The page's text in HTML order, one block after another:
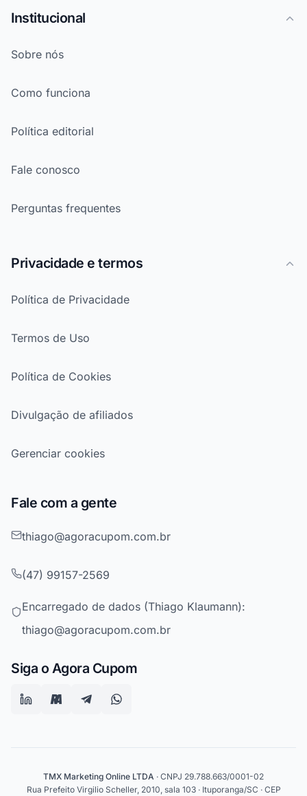
Institucional
Sobre nós
Como funciona
Política editorial
Fale conosco
Perguntas frequentes
Privacidade e termos
Política de Privacidade
Termos de Uso
Política de Cookies
Divulgação de afiliados
Gerenciar cookies
Fale com a gente
thiago@agoracupom.com.br
(47) 99157-2569
Encarregado de dados (Thiago Klaumann):
thiago@agoracupom.com.br
Siga o Agora Cupom
TMX Marketing Online LTDA · CNPJ 29.788.663/0001-02
Rua Prefeito Virgilio Scheller, 2010, sala 103 · Ituporanga/SC · CEP